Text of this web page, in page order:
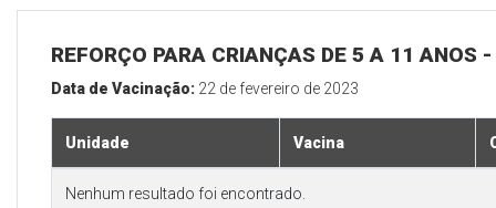
REFORÇO PARA CRIANÇAS DE 5 A 11 ANOS
Data de Vacinação: 22 de fevereiro de 2023
Unidade Vacina
Nenhum resultado foi encontrado.